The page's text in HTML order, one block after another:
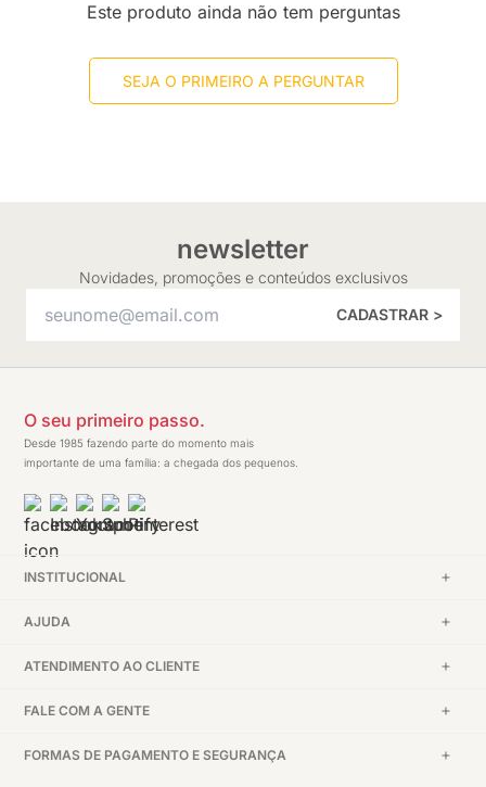
Este produto ainda não tem perguntas
SEJA O PRIMEIRO A PERGUNTAR
newsletter
Novidades, promoções e conteúdos exclusivos
CADASTRAR >
O seu primeiro passo.
Desde 1985 fazendo parte do momento mais
importante de uma família: a chegada dos pequenos.
INSTITUCIONAL
AJUDA
ATENDIMENTO AO CLIENTE
FALE COM A GENTE
FORMAS DE PAGAMENTO E SEGURANÇA